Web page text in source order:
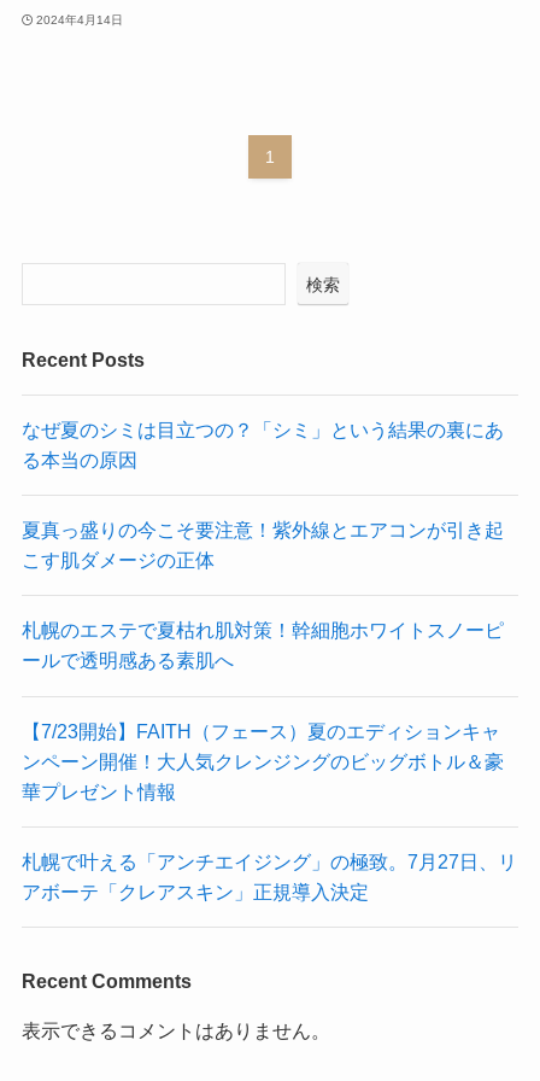
2024年4月14日
1
検索
Recent Posts
なぜ夏のシミは目立つの？「シミ」という結果の裏にあ
る本当の原因
夏真っ盛りの今こそ要注意！紫外線とエアコンが引き起
こす肌ダメージの正体
札幌のエステで夏枯れ肌対策！幹細胞ホワイトスノーピ
ールで透明感ある素肌へ
【7/23開始】FAITH（フェース）夏のエディションキャ
ンペーン開催！大人気クレンジングのビッグボトル＆豪
華プレゼント情報
札幌で叶える「アンチエイジング」の極致。7月27日、リ
アボーテ「クレアスキン」正規導入決定
Recent Comments
表示できるコメントはありません。